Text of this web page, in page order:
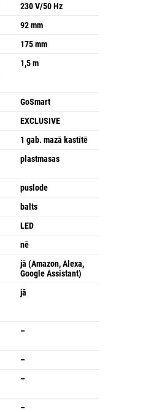
230 V/50 Hz
92 mm
175 mm
1,5 m
GoSmart
EXCLUSIVE
1 gab. mazā kastītē
plastmasas
puslode
balts
LED
nē
jā (Amazon, Alexa,
Google Assistant)
jā
–
–
–
–